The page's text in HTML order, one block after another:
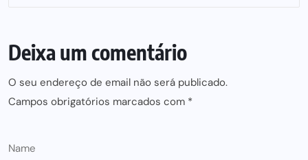
Deixa um comentário
O seu endereço de email não será publicado.
Campos obrigatórios marcados com *